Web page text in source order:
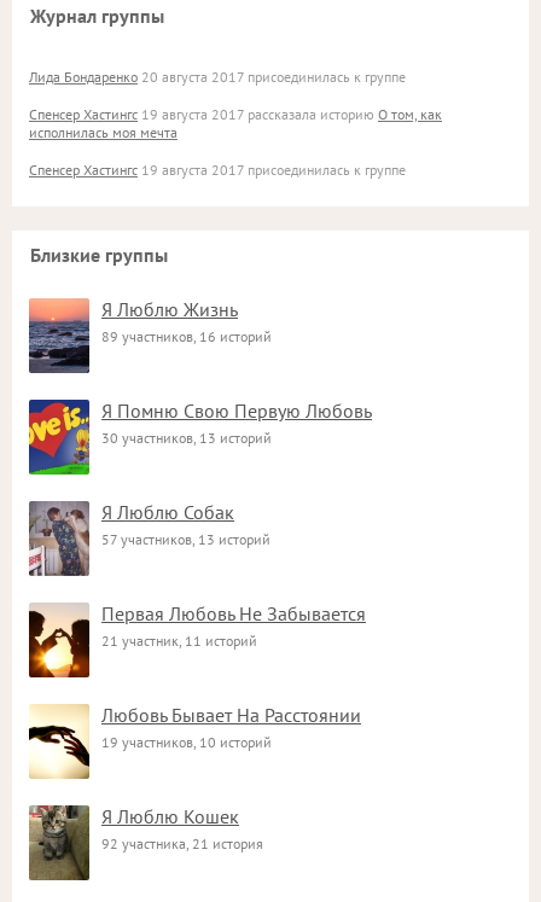
Журнал группы
Лида Бондаренко 20 августа 2017 присоединилась к группе
Спенсер Хастингс 19 августа 2017 рассказала историю О том, как
исполнилась моя мечта
Спенсер Хастингс 19 августа 2017 присоединилась к группе
Близкие группы
Я Люблю Жизнь
89 участников, 16 историй
Я Помню Свою Первую Любовь
30 участников, 13 историй
Я Люблю Собак
57 участников, 13 историй
Первая Любовь Не Забывается
21 участник, 11 историй
Любовь Бывает На Расстоянии
19 участников, 10 историй
Я Люблю Кошек
92 участника, 21 история